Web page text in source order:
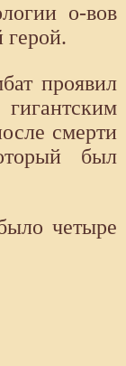
о-вов
проявил
смерти
был
четыре